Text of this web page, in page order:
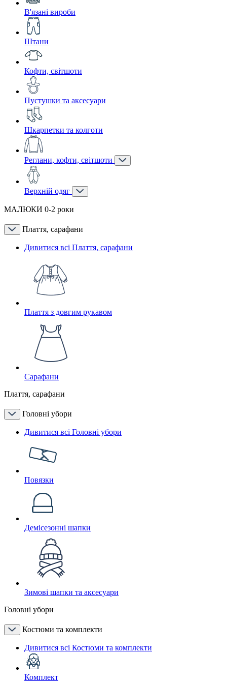
В'язані вироби
Штани
Кофти, світшоти
Пустушки та аксесуари
Шкарпетки та колготи
Реглани, кофти, світшоти
Верхній одяг
МАЛЮКИ 0-2 роки
Плаття, сарафани
Дивитися всі Плаття, сарафани
Плаття з довгим рукавом
Сарафани
Плаття, сарафани
Головні убори
Дивитися всі Головні убори
Повязки
Демісезонні шапки
Зимові шапки та аксесуари
Головні убори
Костюми та комплекти
Дивитися всі Костюми та комплекти
Комплект